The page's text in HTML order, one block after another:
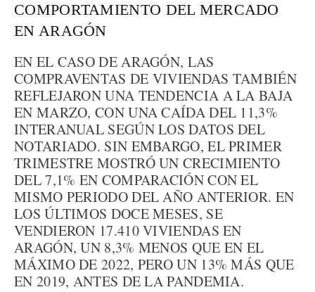
COMPORTAMIENTO DEL MERCADO
EN ARAGÓN
EN EL CASO DE ARAGÓN, LAS
COMPRAVENTAS DE VIVIENDAS TAMBIÉN
REFLEJARON UNA TENDENCIA A LA BAJA
EN MARZO, CON UNA CAÍDA DEL 11,3%
INTERANUAL SEGÚN LOS DATOS DEL
NOTARIADO. SIN EMBARGO, EL PRIMER
TRIMESTRE MOSTRÓ UN CRECIMIENTO
DEL 7,1% EN COMPARACIÓN CON EL
MISMO PERIODO DEL AÑO ANTERIOR. EN
LOS ÚLTIMOS DOCE MESES, SE
VENDIERON 17.410 VIVIENDAS EN
ARAGÓN, UN 8,3% MENOS QUE EN EL
MÁXIMO DE 2022, PERO UN 13% MÁS QUE
EN 2019, ANTES DE LA PANDEMIA.